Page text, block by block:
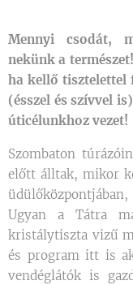
Mennyi csodát,
nekünk a
ha kellő tisztelettel
(ésszel és szívvel
úticélunkhoz vezet!
Szombaton
előtt álltak, mikor
Ugyan a Tátra
kristálytiszta vizű
és program itt is
vendéglátók is